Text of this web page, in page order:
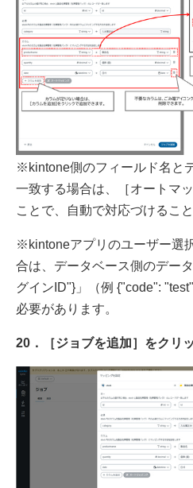
※kintone側のフィールド名と
一致する場合は、［オートマ
ことで、自動で対応づけるこ
※kintoneアプリのユーザー選
合は、データベース側のデー
グインID"}」（例 {"code":
必要があります。
20．［ジョブを追加］をクリ